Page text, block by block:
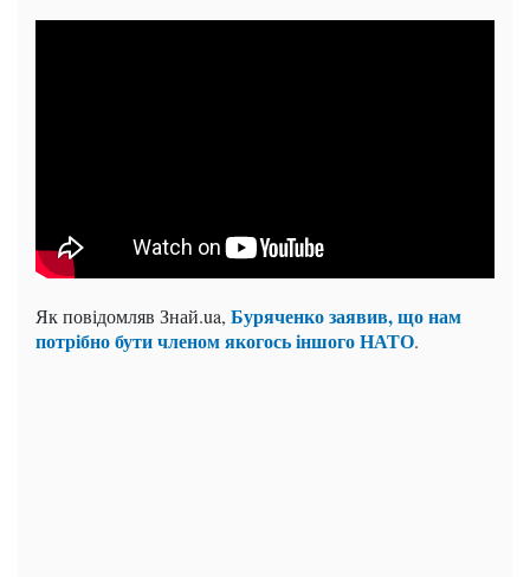
Як повідомляв Знай.ua, Буряченко заявив, що нам
потрібно бути членом якогось іншого НАТО.